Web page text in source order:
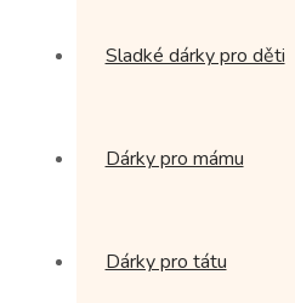
Sladké dárky pro děti
Dárky pro mámu
Dárky pro tátu